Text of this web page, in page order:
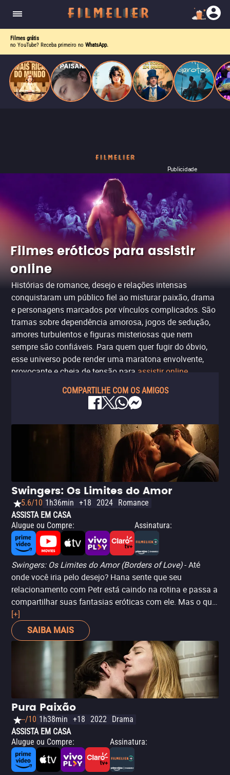
Filmes grátis
no YouTube? Receba primeiro no WhatsApp.
Publicidade
Filmes eróticos para assistir
online
Histórias de romance, desejo e relações intensas
conquistaram um público fiel ao misturar paixão, drama
e personagens marcados por vínculos complicados. São
tramas sobre dependência amorosa, jogos de sedução,
amores turbulentos e figuras misteriosas que nem
sempre são confiáveis. Para quem quer fugir do óbvio,
esse universo pode render uma maratona envolvente,
provocante e cheia de tensão para assistir online
COMPARTILHE COM OS AMIGOS
Swingers: Os Limites do Amor
5.6/10 1h36min +18 2024 Romance
ASSISTA EM CASA
Alugue ou Compre: Assinatura:
Swingers: Os Limites do Amor (Borders of Love)- Até
onde você iria pelo desejo? Hana sente que seu
relacionamento com Petr está caindo na rotina e passa a
compartilhar suas fantasias eróticas com ele. Mas o que
começa com uma conversa despretensiosa logo se
transforma em uma aventura sexual intensa que pode
sair do controle. Com uma boa dose de drama e erotismo
na medida, esse filme te convida para uma autoreflexão
sobre sexo e relações não-monogamicas.
[+]
SAIBA MAIS
Pura Paixão
--/10 1h38min +18 2022 Drama
ASSISTA EM CASA
Alugue ou Compre: Assinatura:
do
Mundo